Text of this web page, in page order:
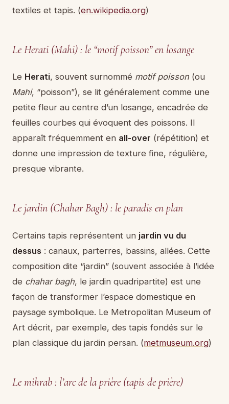
textiles et tapis. (en.wikipedia.org)
Le Herati (Mahi) : le “motif poisson” en losange
Le Herati, souvent surnommé motif poisson (ou
Mahi, “poisson”), se lit généralement comme une
petite fleur au centre d’un losange, encadrée de
feuilles courbes qui évoquent des poissons. Il
apparaît fréquemment en all-over (répétition) et
donne une impression de texture fine, régulière,
presque vibrante.
Le jardin (Chahar Bagh) : le paradis en plan
Certains tapis représentent un jardin vu du
dessus : canaux, parterres, bassins, allées. Cette
composition dite “jardin” (souvent associée à l’idée
de chahar bagh, le jardin quadripartite) est une
façon de transformer l’espace domestique en
paysage symbolique. Le Metropolitan Museum of
Art décrit, par exemple, des tapis fondés sur le
plan classique du jardin persan. (metmuseum.org)
Le mihrab : l’arc de la prière (tapis de prière)